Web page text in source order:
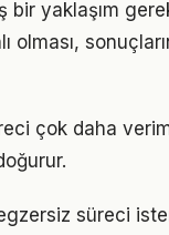
bir yaklaşım
sonuçların
çok daha
süreci